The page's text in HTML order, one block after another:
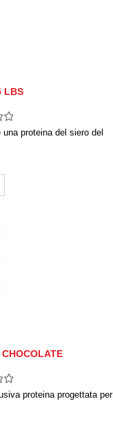
LBS
proteina del siero del
proteina progettata per